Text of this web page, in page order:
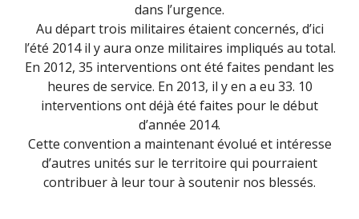
dans l’urgence.
Au départ trois militaires étaient concernés, d’ici
l’été 2014 il y aura onze militaires impliqués au total.
En 2012, 35 interventions ont été faites pendant les
heures de service. En 2013, il y en a eu 33. 10
interventions ont déjà été faites pour le début
d’année 2014.
Cette convention a maintenant évolué et intéresse
d’autres unités sur le territoire qui pourraient
contribuer à leur tour à soutenir nos blessés.